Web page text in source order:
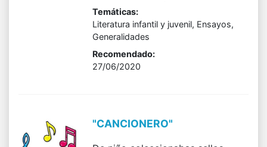
Temáticas:
Literatura infantil y juvenil, Ensayos,
Generalidades
Recomendado:
27/06/2020
"CANCIONERO"